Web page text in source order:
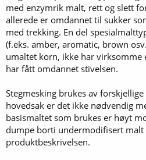
med enzymrik malt, rett og slett
allerede er omdannet til sukker
med trekking. En del
(f.eks. amber, aromatic, brown
umaltet korn, ikke har virksomme
har fått omdannet stivelsen.
Stegmesking brukes av
hovedsak er det ikke nødvendig
basismaltet som brukes er høyt
dumpe borti undermodifisert malt
produktbeskrivelsen.